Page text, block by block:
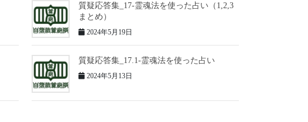
質疑応答集_17-霊魂法を使った占い（1,2,3
まとめ）
2024年5月19日
質疑応答集_17.1-霊魂法を使った占い
2024年5月13日